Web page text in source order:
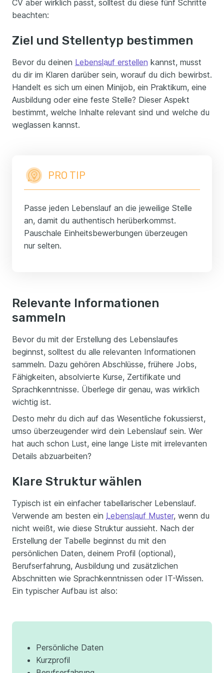
CV aber wirklich passt, solltest du diese fünf Schritte
beachten:
Ziel und Stellentyp bestimmen
Bevor du deinen Lebenslauf erstellen kannst, musst
du dir im Klaren darüber sein, worauf du dich bewirbst.
Handelt es sich um einen Minijob, ein Praktikum, eine
Ausbildung oder eine feste Stelle? Dieser Aspekt
bestimmt, welche Inhalte relevant sind und welche du
weglassen kannst.
PRO TIP
Passe jeden Lebenslauf an die jeweilige Stelle
an, damit du authentisch herüberkommst.
Pauschale Einheitsbewerbungen überzeugen
nur selten.
Relevante Informationen
sammeln
Bevor du mit der Erstellung des Lebenslaufes
beginnst, solltest du alle relevanten Informationen
sammeln. Dazu gehören Abschlüsse, frühere Jobs,
Fähigkeiten, absolvierte Kurse, Zertifikate und
Sprachkenntnisse. Überlege dir genau, was wirklich
wichtig ist.
Desto mehr du dich auf das Wesentliche fokussierst,
umso überzeugender wird dein Lebenslauf sein. Wer
hat auch schon Lust, eine lange Liste mit irrelevanten
Details abzuarbeiten?
Klare Struktur wählen
Typisch ist ein einfacher tabellarischer Lebenslauf.
Verwende am besten ein Lebenslauf Muster, wenn du
nicht weißt, wie diese Struktur aussieht. Nach der
Erstellung der Tabelle beginnst du mit den
persönlichen Daten, deinem Profil (optional),
Berufserfahrung, Ausbildung und zusätzlichen
Abschnitten wie Sprachkenntnissen oder IT-Wissen.
Ein typischer Aufbau ist also:
Persönliche Daten
Kurzprofil